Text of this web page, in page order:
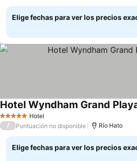
Elige fechas para ver los precios
5 Estrellas Hotel
Hotel Wyndham Grand
/ Puntuación no disponible Río Hato
Elige fechas para ver los precios